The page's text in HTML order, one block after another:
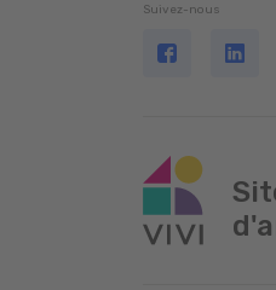
Suivez-nous